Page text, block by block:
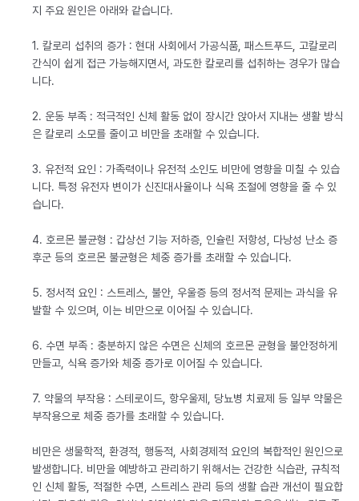
지 주요 원인은 아래와 같습니다.
1. 칼로리 섭취의 증가 : 현대 사회에서 가공식품, 패스트푸드, 고칼로리
간식이 쉽게 접근 가능해지면서, 과도한 칼로리를 섭취하는 경우가 많습
니다.
2. 운동 부족 : 적극적인 신체 활동 없이 장시간 앉아서 지내는 생활 방식
은 칼로리 소모를 줄이고 비만을 초래할 수 있습니다.
3. 유전적 요인 : 가족력이나 유전적 소인도 비만에 영향을 미칠 수 있습
니다. 특정 유전자 변이가 신진대사율이나 식욕 조절에 영향을 줄 수 있
습니다.
4. 호르몬 불균형 : 갑상선 기능 저하증, 인슐린 저항성, 다낭성 난소 증
후군 등의 호르몬 불균형은 체중 증가를 초래할 수 있습니다.
5. 정서적 요인 : 스트레스, 불안, 우울증 등의 정서적 문제는 과식을 유
발할 수 있으며, 이는 비만으로 이어질 수 있습니다.
6. 수면 부족 : 충분하지 않은 수면은 신체의 호르몬 균형을 불안정하게
만들고, 식욕 증가와 체중 증가로 이어질 수 있습니다.
7. 약물의 부작용 : 스테로이드, 항우울제, 당뇨병 치료제 등 일부 약물은
부작용으로 체중 증가를 초래할 수 있습니다.
비만은 생물학적, 환경적, 행동적, 사회경제적 요인의 복합적인 원인으로
발생합니다. 비만을 예방하고 관리하기 위해서는 건강한 식습관, 규칙적
인 신체 활동, 적절한 수면, 스트레스 관리 등의 생활 습관 개선이 필요합